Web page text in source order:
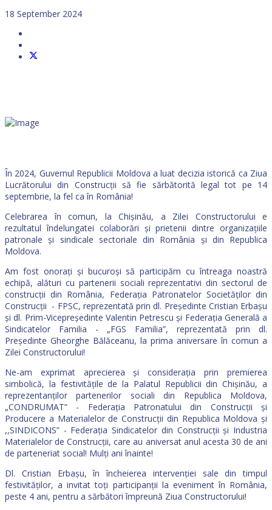
18 September 2024
În 2024, Guvernul Republicii Moldova a luat decizia istorică ca Ziua
Lucrătorului din Construcții să fie sărbătorită legal tot pe 14
septembrie, la fel ca în România!
Celebrarea în comun, la Chișinău, a Zilei Constructorului e
rezultatul îndelungatei colaborări și prietenii dintre organizațiile
patronale și sindicale sectoriale din România și din Republica
Moldova.
Am fost onorați și bucuroși să participăm cu întreaga noastră
echipă, alături cu partenerii sociali reprezentativi din sectorul de
construcții din România, Federația Patronatelor Societăților din
Construcții - FPSC, reprezentată prin dl. Președinte Cristian Erbașu
și dl. Prim-Vicepreședinte Valentin Petrescu și Federația Generală a
Sindicatelor Familia - „FGS Familia”, reprezentată prin dl.
Președinte Gheorghe Bălăceanu, la prima aniversare în comun a
Zilei Constructorului!
Ne-am exprimat aprecierea și considerația prin premierea
simbolică, la festivitățile de la Palatul Republicii din Chișinău, a
reprezentanților partenerilor sociali din Republica Moldova,
„CONDRUMAT” - Federația Patronatului din Construcții și
Producere a Materialelor de Construcții din Republica Moldova și
,,SINDICONS” - Federația Sindicatelor din Construcții și Industria
Materialelor de Construcții, care au aniversat anul acesta 30 de ani
de parteneriat social! Mulți ani înainte!
Dl. Cristian Erbașu, în încheierea intervenției sale din timpul
festivităților, a invitat toți participanții la eveniment în România,
peste 4 ani, pentru a sărbători împreună Ziua Constructorului!